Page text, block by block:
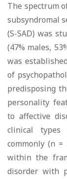
The spectrum
subsyndromal
(S-SAD) was
(47% males,
was
of
predisposing
personality
to affective
clinical
commonly (n =
within the
disorder with